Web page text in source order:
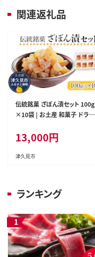
関連返礼品
伝統銘菓 ざぼん漬セット 100g
×10袋 | お土産 和菓子 ドライ
13,000円
津久見市
ランキング